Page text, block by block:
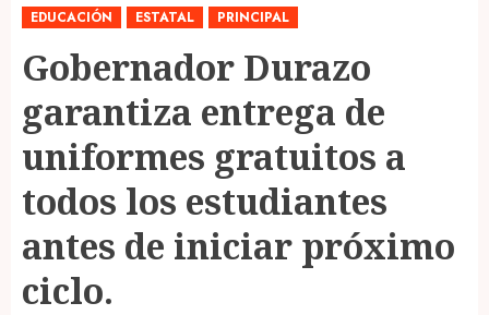
EDUCACIÓN ESTATAL PRINCIPAL
Gobernador Durazo
garantiza entrega de
uniformes gratuitos a
todos los estudiantes
antes de iniciar próximo
ciclo.